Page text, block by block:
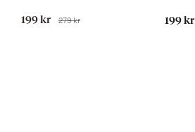
Tilbudspris
199 kr Før
279 kr 199 kr